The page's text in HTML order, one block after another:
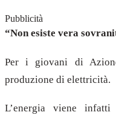
Pubblicità
“Non esiste vera
Per i giovani di
produzione di elettricità.
L’energia viene